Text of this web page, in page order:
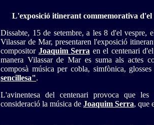
L'exposició itinerant commemorativa
Dissabte, 15 de setembre, a les 8 d'el
Vilassar de Mar, presentaren l'exposició
compositor Joaquim Serra en el centenari
manera Vilassar de Mar es suma als actes
composà música per cobla, simfònica,
sencillesa".
L'avinentesa del centenari provoca que les
consideració la música de Joaquim Serra, que